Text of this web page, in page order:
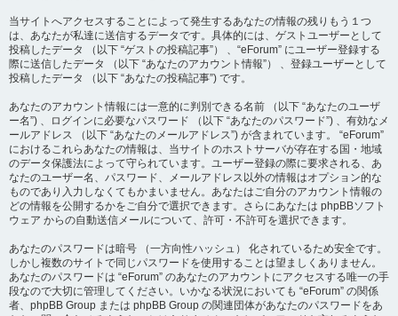
当サイトへアクセスすることによって発生するあなたの情報の残りもう１つ
は、あなたが私達に送信するデータです。具体的には、ゲストユーザーとして
投稿したデータ （以下 “ゲストの投稿記事”） 、“eForum” にユーザー登録する
際に送信したデータ （以下 “あなたのアカウント情報”） 、登録ユーザーとして
投稿したデータ （以下 “あなたの投稿記事”) です。
あなたのアカウント情報には一意的に判別できる名前 （以下 “あなたのユーザ
ー名”) 、ログインに必要なパスワード （以下 “あなたのパスワード”) 、有効なメ
ールアドレス （以下 “あなたのメールアドレス”) が含まれています。 “eForum”
におけるこれらあなたの情報は、当サイトのホストサーバが存在する国・地域
のデータ保護法によって守られています。ユーザー登録の際に要求される、あ
なたのユーザー名、パスワード、メールアドレス以外の情報はオプション的な
ものであり入力しなくてもかまいません。あなたはご自分のアカウント情報の
どの情報を公開するかをご自分で選択できます。さらにあなたは phpBBソフト
ウェア からの自動送信メールについて、許可・不許可を選択できます。
あなたのパスワードは暗号 （一方向性ハッシュ） 化されているため安全です。
しかし複数のサイトで同じパスワードを使用することは望ましくありません。
あなたのパスワードは “eForum” のあなたのアカウントにアクセスする唯一の手
段なので大切に管理してください。いかなる状況においても “eForum” の関係
者、phpBB Group または phpBB Group の関連団体があなたのパスワードをあ